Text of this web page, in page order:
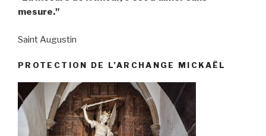
mesure."
Saint Augustin
PROTECTION DE L’ARCHANGE MICKAËL